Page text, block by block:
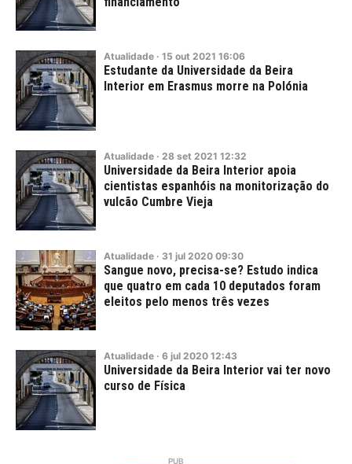
Atualidade · 15 out 2021 16:06
Estudante da Universidade da Beira
Interior em Erasmus morre na Polónia
Atualidade · 28 set 2021 12:32
Universidade da Beira Interior apoia
cientistas espanhóis na monitorização do
vulcão Cumbre Vieja
Atualidade · 31 jul 2020 09:30
Sangue novo, precisa-se? Estudo indica
que quatro em cada 10 deputados foram
eleitos pelo menos três vezes
Atualidade · 6 jul 2020 12:43
Universidade da Beira Interior vai ter novo
curso de Física